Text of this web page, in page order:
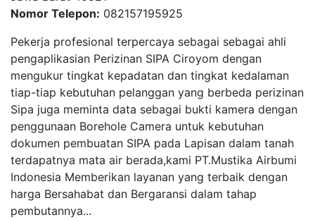
Nomor Telepon: 082157195925
Pekerja profesional terpercaya sebagai sebagai ahli
pengaplikasian Perizinan SIPA Ciroyom dengan
mengukur tingkat kepadatan dan tingkat kedalaman
tiap-tiap kebutuhan pelanggan yang berbeda perizinan
Sipa juga meminta data sebagai bukti kamera dengan
penggunaan Borehole Camera untuk kebutuhan
dokumen pembuatan SIPA pada Lapisan dalam tanah
terdapatnya mata air berada,kami PT.Mustika Airbumi
Indonesia Memberikan layanan yang terbaik dengan
harga Bersahabat dan Bergaransi dalam tahap
pembutannya...